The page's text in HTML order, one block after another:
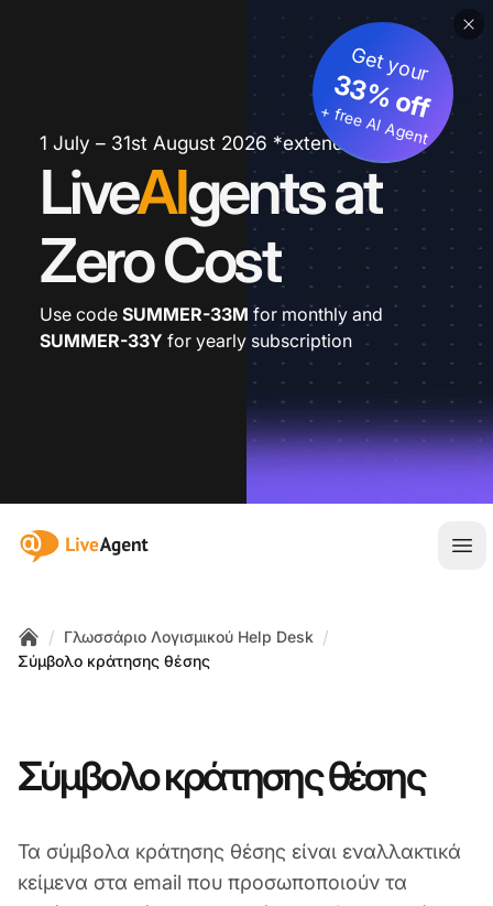
1 July – 31st August 2026 *extended
LiveAIgents at
Zero Cost
Get your
33% off
+ free AI Agent
Use code SUMMER-33M for monthly and
SUMMER-33Y for yearly subscription
:site.title
Home
/ Γλωσσάριο Λογισμικού Help Desk /
Σύμβολο κράτησης θέσης
Σύμβολο κράτησης θέσης
Τα σύμβολα κράτησης θέσης είναι εναλλακτικά
κείμενα στα email που προσωποποιούν τα